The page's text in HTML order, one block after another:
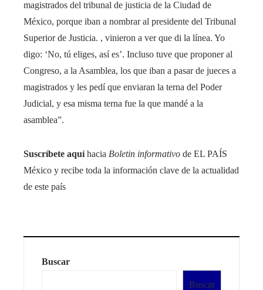
magistrados del tribunal de justicia de la Ciudad de
México, porque iban a nombrar al presidente del Tribunal
Superior de Justicia. , vinieron a ver que di la línea. Yo
digo: ‘No, tú eliges, así es’. Incluso tuve que proponer al
Congreso, a la Asamblea, los que iban a pasar de jueces a
magistrados y les pedí que enviaran la terna del Poder
Judicial, y esa misma terna fue la que mandé a la
asamblea”.
Suscríbete aquí hacia Boletin informativo de EL PAÍS
México y recibe toda la información clave de la actualidad
de este país
Buscar
Buscar